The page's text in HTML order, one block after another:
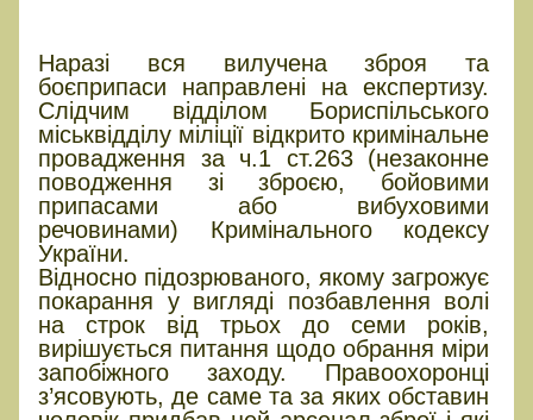
Наразі вся вилучена зброя та
боєприпаси направлені на експертизу.
Слідчим відділом Бориспільського
міськвідділу міліції відкрито кримінальне
провадження за ч.1 ст.263 (незаконне
поводження зі зброєю, бойовими
припасами або вибуховими
речовинами) Кримінального кодексу
України.
Відносно підозрюваного, якому загрожує
покарання у вигляді позбавлення волі
на строк від трьох до семи років,
вирішується питання щодо обрання міри
запобіжного заходу. Правоохоронці
з’ясовують, де саме та за яких обставин